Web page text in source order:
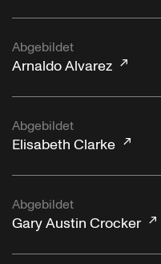
Abgebildet
Arnaldo Alvarez
Abgebildet
Elisabeth Clarke
Abgebildet
Gary Austin Crocker